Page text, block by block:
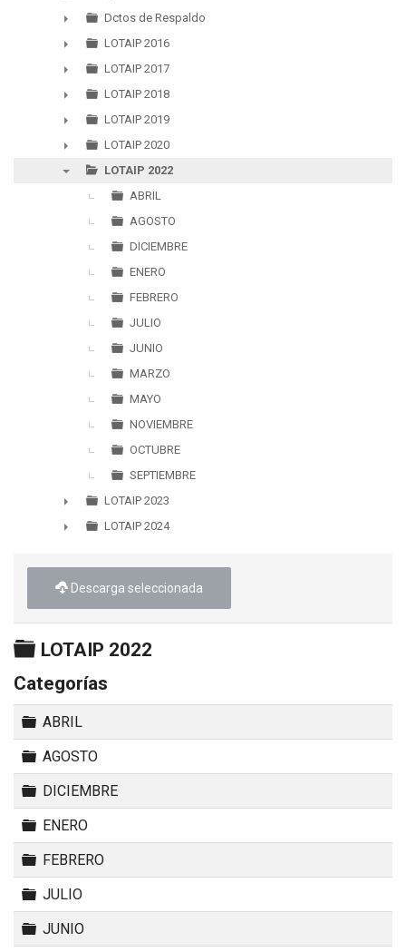
►
Dctos de Respaldo
►
LOTAIP 2016
►
LOTAIP 2017
►
LOTAIP 2018
►
LOTAIP 2019
►
LOTAIP 2020
LOTAIP 2022
ABRIL
AGOSTO
DICIEMBRE
ENERO
FEBRERO
JULIO
JUNIO
MARZO
MAYO
NOVIEMBRE
OCTUBRE
SEPTIEMBRE
►
LOTAIP 2023
LOTAIP 2024
Descarga seleccionada
Carpeta
LOTAIP 2022
Categorías
Carpeta
ABRIL
Carpeta
AGOSTO
Carpeta
DICIEMBRE
Carpeta
ENERO
Carpeta
FEBRERO
Carpeta
JULIO
Carpeta
JUNIO